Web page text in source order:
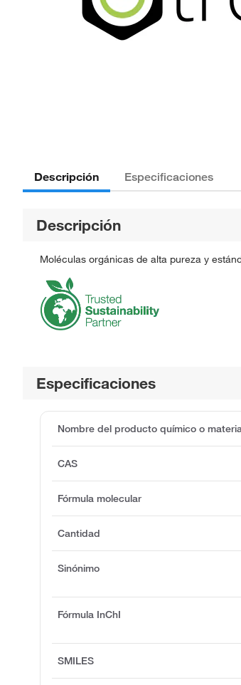
Descripción Especificaciones
Descripción
Moléculas orgánicas de alta pureza y
Especificaciones
Nombre del producto químico o
CAS
Fórmula molecular
Cantidad
Sinónimo
Fórmula InChI
SMILES